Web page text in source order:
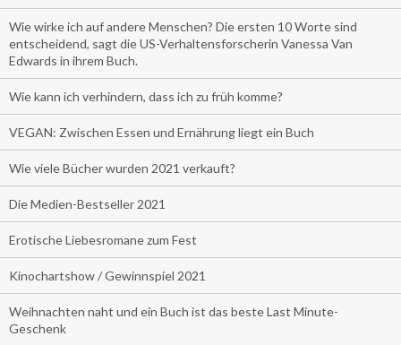
Wie wirke ich auf andere Menschen? Die ersten 10 Worte sind
entscheidend, sagt die US-Verhaltensforscherin Vanessa Van
Edwards in ihrem Buch.
Wie kann ich verhindern, dass ich zu früh komme?
VEGAN: Zwischen Essen und Ernährung liegt ein Buch
Wie viele Bücher wurden 2021 verkauft?
Die Medien-Bestseller 2021
Erotische Liebesromane zum Fest
Kinochartshow / Gewinnspiel 2021
Weihnachten naht und ein Buch ist das beste Last Minute-
Geschenk